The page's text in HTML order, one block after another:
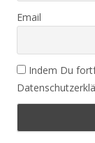
Email
Indem Du